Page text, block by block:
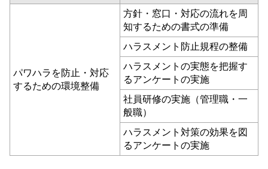
パワハラを防止・対応
するための環境整備
方針・窓口・対応の流れを周
知するための書式の準備
ハラスメント防止規程の整備
ハラスメントの実態を把握す
るアンケートの実施
社員研修の実施（管理職・一
般職）
ハラスメント対策の効果を図
るアンケートの実施